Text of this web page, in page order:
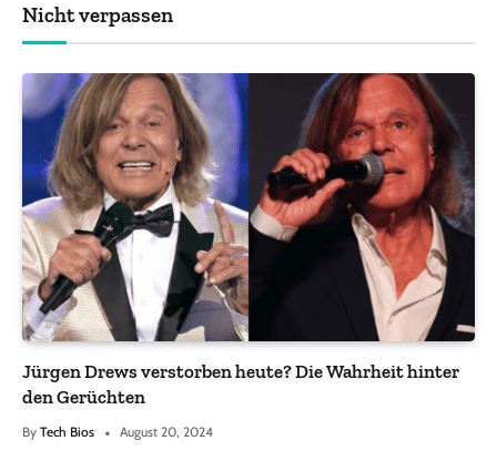
Nicht verpassen
Jürgen Drews verstorben heute? Die Wahrheit hinter
den Gerüchten
By Tech Bios August 20, 2024